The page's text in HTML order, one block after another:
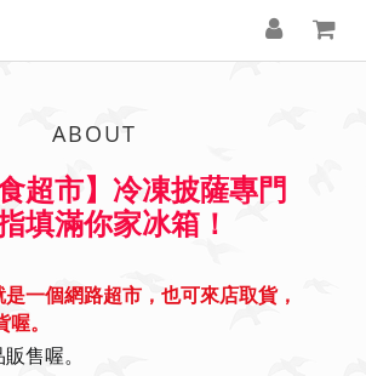
ABOUT
超市】冷凍披薩專門
填滿你家冰箱 ！
一個網路超市，也可來店取貨，
。
售喔。